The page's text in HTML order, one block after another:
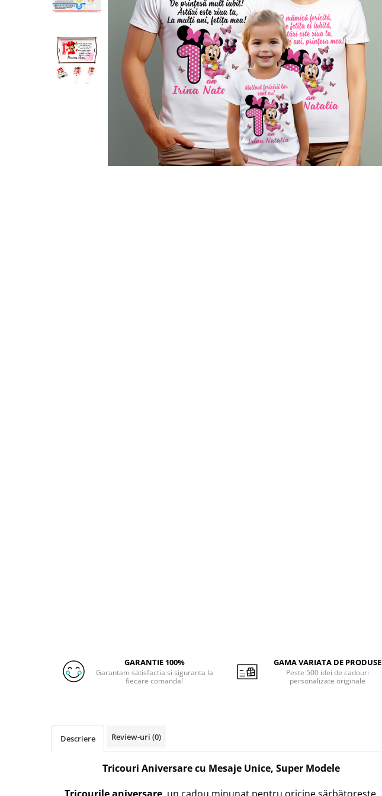
GARANTIE 100%
Garantam satisfactia si siguranta la
fiecare comanda!
GAMA VARIATA DE PRODUSE
Peste 500 idei de cadouri
personalizate originale
Descriere Review-uri (0)
Tricouri Aniversare cu Mesaje Unice, Super Modele